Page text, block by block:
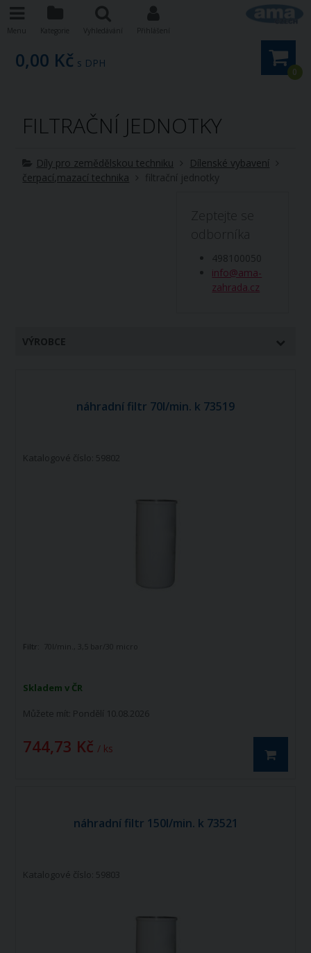
0
0,00 Kč s DPH
FILTRAČNÍ JEDNOTKY
Díly pro zemědělskou techniku
Dílenské vybavení
čerpací,mazací technika
filtrační jednotky
Zeptejte se
odborníka
498100050
info@ama-
zahrada.cz
VÝROBCE
náhradní filtr 70l/min. k 73519
Katalogové číslo: 59802
Skladem v ČR
Můžete mít: Pondělí 10.08.2026
744,73 Kč / ks
Filtr: 70l/min., 3,5 bar/30 micro
náhradní filtr 150l/min. k 73521
Katalogové číslo: 59803
Menu Kategorie Vyhledávání Přihlášení